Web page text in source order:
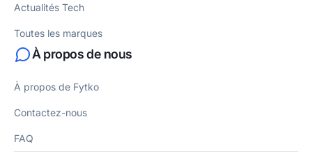
Actualités Tech
Toutes les marques
À propos de nous
À propos de Fytko
Contactez-nous
FAQ